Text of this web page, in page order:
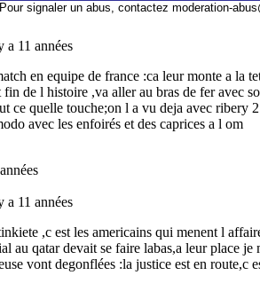
Pour signaler un abus, contactez moderation-